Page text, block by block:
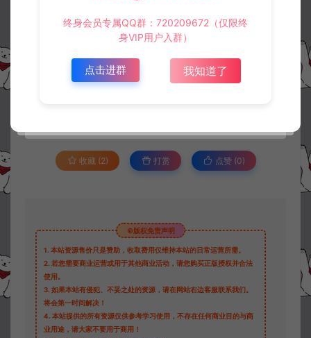
此资源仅限注册用户下载，请先 登录
收藏 (2) 打赏 点赞 (0)
©版权免责声明
1. 本站资源售价只是赞助，收取费用仅维持本站的日常运营所需。
2. 若您需要商业运营或用于其他商业活动，请您购买正版授权并合法
使用。
3. 如果本站有侵犯、不妥之处的资源，请在网站右边客服联系我们。
将会第一时间解决！
4. 本站提供的所有资源仅供参考学习使用，不存在任何商业目的与商
业用途，请大家不要用于商用！
终身会员专属QQ群：720209672（仅限终
身VIP用户入群）
点击进群 我知道了